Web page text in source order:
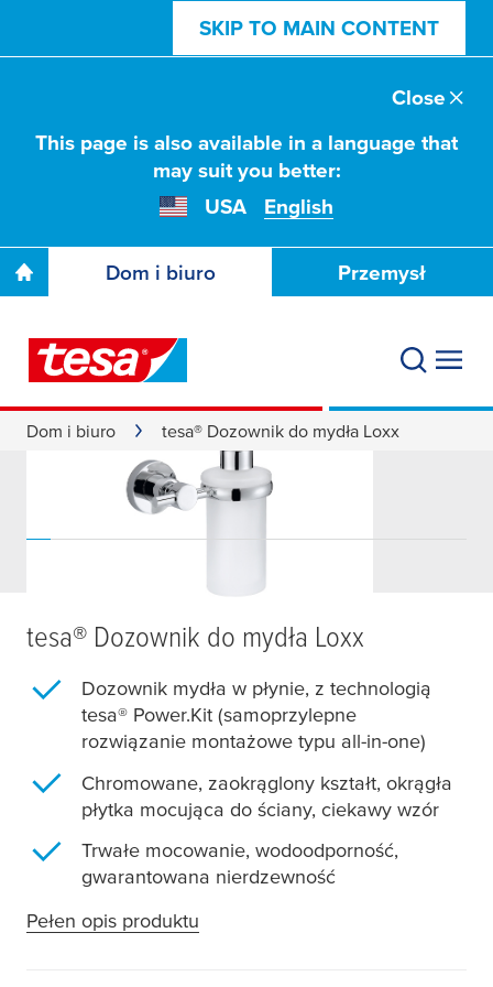
SKIP TO MAIN CONTENT
This page is also available in a language that
may suit you better:
USA
English
Close
Dom i biuro Przemysł
Dom i biuro tesa® Dozownik do mydła Loxx
tesa® Dozownik do mydła Loxx
Dozownik mydła w płynie, z technologią
tesa® Power.Kit (samoprzylepne
rozwiązanie montażowe typu all-in-one)
Chromowane, zaokrąglony kształt, okrągła
płytka mocująca do ściany, ciekawy wzór
Trwałe mocowanie, wodoodporność,
gwarantowana nierdzewność
Pełen opis produktu